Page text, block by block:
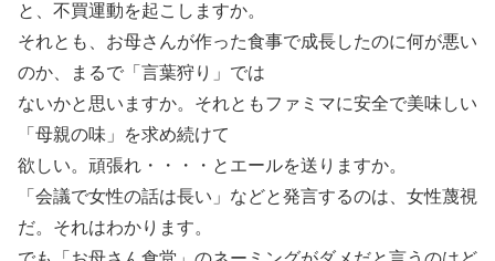
と、不買運動を起こしますか。
それとも、お母さんが作った食事で成長したのに何が悪い
のか、まるで「言葉狩り」では
ないかと思いますか。それともファミマに安全で美味しい
「母親の味」を求め続けて
欲しい。頑張れ・・・・とエールを送りますか。
「会議で女性の話は長い」などと発言するのは、女性蔑視
だ。それはわかります。